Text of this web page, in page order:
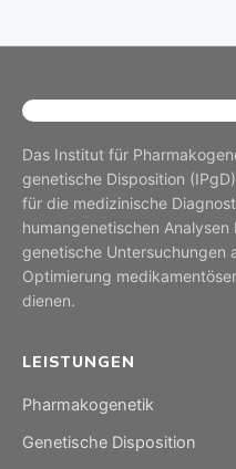
Das Institut für
genetische Disposition
für die medizinische
humangenetischen Analysen
genetische Untersuchungen
Optimierung
dienen.
LEISTUNGEN
Pharmakogenetik
Genetische Disposition